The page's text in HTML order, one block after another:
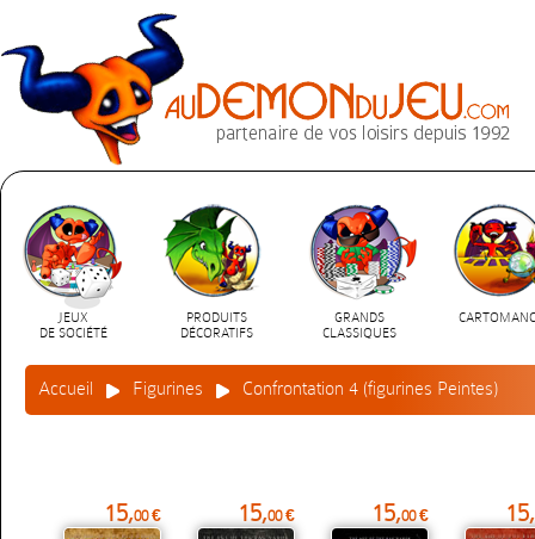
JEUX
DE SOCIÉTÉ
PRODUITS
DÉCORATIFS
GRANDS
CLASSIQUES
Accueil Figurines Confrontation 4 (figurines Peintes)
15,00 € 15,00 € 15,00 € 15,